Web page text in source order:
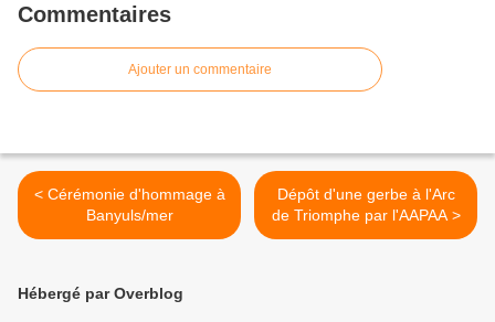
Commentaires
Ajouter un commentaire
< Cérémonie d'hommage à
Banyuls/mer
Dépôt d'une gerbe à l'Arc
de Triomphe par l'AAPAA >
Hébergé par Overblog